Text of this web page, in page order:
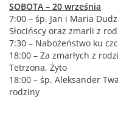
SOBOTA – 20 września
7:00 – śp. Jan i Maria
Słocińscy oraz zmarli z
7:30 – Nabożeństwo ku
18:00 – Za zmarłych z
Tetrzona, Żyto
18:00 – śp. Aleksander
rodziny